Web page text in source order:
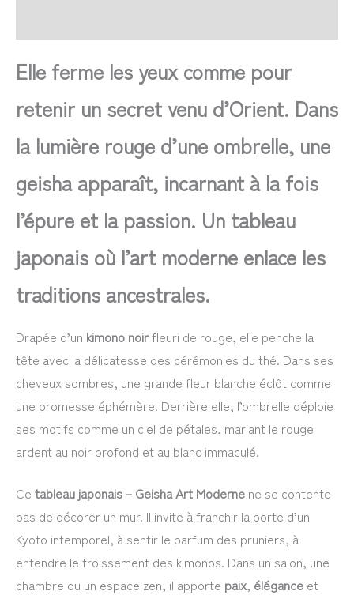
Elle ferme les yeux comme pour
retenir un secret venu d’Orient. Dans
la lumière rouge d’une ombrelle, une
geisha apparaît, incarnant à la fois
l’épure et la passion. Un tableau
japonais où l’art moderne enlace les
traditions ancestrales.
Drapée d’un kimono noirfleuri de rouge, elle penche la
tête avec la délicatesse des cérémonies du thé. Dans ses
cheveux sombres, une grande fleur blanche éclôt comme
une promesse éphémère. Derrière elle, l’ombrelle déploie
ses motifs comme un ciel de pétales, mariant le rouge
ardent au noir profond et au blanc immaculé.
Ce tableau japonais – Geisha Art Moderne ne se contente
pas de décorer un mur. Il invite à franchir la porte d’un
Kyoto intemporel, à sentir le parfum des pruniers, à
entendre le froissement des kimonos. Dans un salon, une
chambre ou un espace zen, il apporte paix, élégance et